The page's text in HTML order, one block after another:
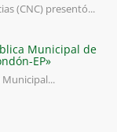
(CNC) presentó...
Municipal de
EP»
Municipal...